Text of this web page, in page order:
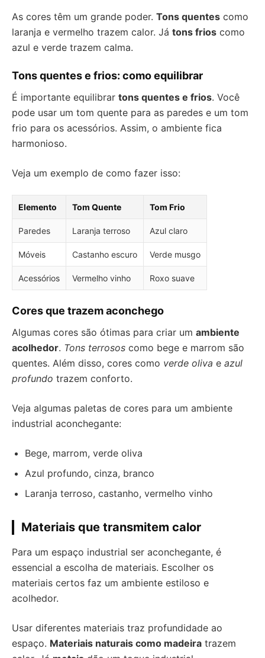
As cores têm um grande poder. Tons quentes como
laranja e vermelho trazem calor. Já tons frios como
azul e verde trazem calma.
Tons quentes e frios: como equilibrar
É importante equilibrar tons quentes e frios. Você
pode usar um tom quente para as paredes e um tom
frio para os acessórios. Assim, o ambiente fica
harmonioso.
Veja um exemplo de como fazer isso:
Elemento Tom Quente Tom Frio
Paredes Laranja terroso Azul claro
Móveis Castanho escuro Verde musgo
Acessórios Vermelho vinho Roxo suave
Cores que trazem aconchego
Algumas cores são ótimas para criar um ambiente
acolhedor. Tons terrosos como bege e marrom são
quentes. Além disso, cores como verde oliva e azul
profundo trazem conforto.
Veja algumas paletas de cores para um ambiente
industrial aconchegante:
Bege, marrom, verde oliva
Azul profundo, cinza, branco
Laranja terroso, castanho, vermelho vinho
Materiais que transmitem calor
Para um espaço industrial ser aconchegante, é
essencial a escolha de materiais. Escolher os
materiais certos faz um ambiente estiloso e
acolhedor.
Usar diferentes materiais traz profundidade ao
espaço. Materiais naturais como madeira trazem